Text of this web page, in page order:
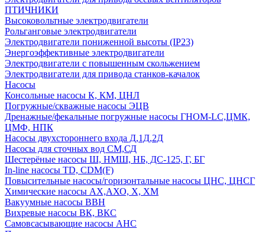
ПТИЧНИКИ
Высоковольтные электродвигатели
Рольганговые электродвигатели
Электродвигатели пониженной высоты (IP23)
Энергоэффективные электродвигатели
Электродвигатели с повышенным скольжением
Электродвигатели для привода станков-качалок
Насосы
Консольные насосы К, КМ, ЦНЛ
Погружные/скважные насосы ЭЦВ
Дренажные/фекальные погружные насосы ГНОМ-LC,ЦМК,
ЦМФ, НПК
Насосы двухстороннего входа Д,1Д,2Д
Насосы для сточных вод СМ,СД
Шестерёные насосы Ш, НМШ, НБ, ДС-125, Г, БГ
In-line насосы TD, CDM(F)
Повысительные насосы/горизонтальные насосы ЦНС, ЦНСГ
Химические насосы АХ,АХО, Х, ХМ
Вакуумные насосы ВВН
Вихревые насосы ВК, ВКС
Самовсасывающие насосы АНС